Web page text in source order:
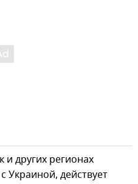
и других регионах
Украиной, действует